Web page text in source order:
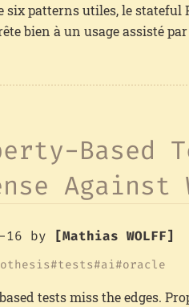
six patterns utiles, le stateful
bien à un usage assisté
Based
Against
16 by [Mathias WOLFF]
tests ai oracle
tests miss the edges.